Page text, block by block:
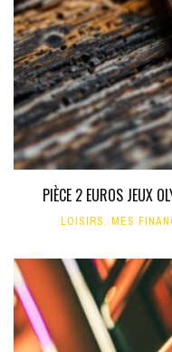
PIÈCE 2 EUROS JEUX
LOISIRS, MES